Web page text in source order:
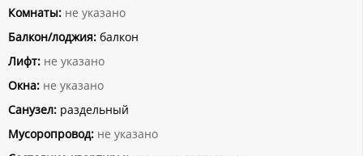
Комнаты: не указано
Балкон/лоджия: балкон
Лифт: не указано
Окна: не указано
Санузел: раздельный
Мусоропровод: не указано